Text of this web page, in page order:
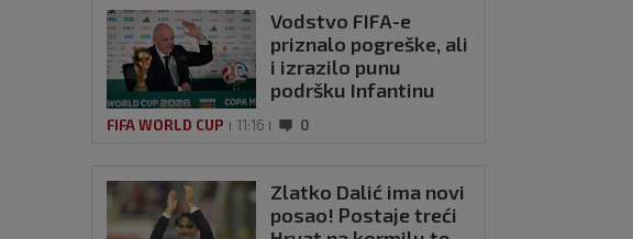
Vodstvo FIFA-e
priznalo pogreške, ali
i izrazilo punu
podršku Infantinu
FIFA WORLD CUP 11:16 0
Zlatko Dalić ima novi
posao! Postaje treći